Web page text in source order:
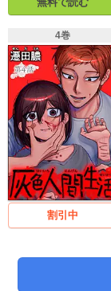
4巻
割引中